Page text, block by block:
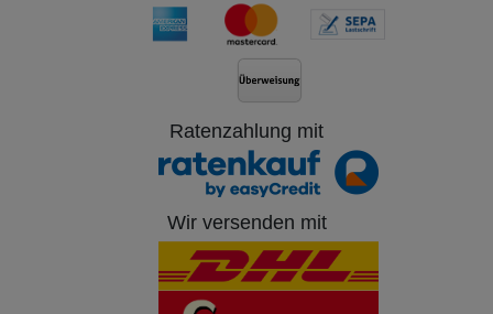
Ratenzahlung mit
Wir versenden mit